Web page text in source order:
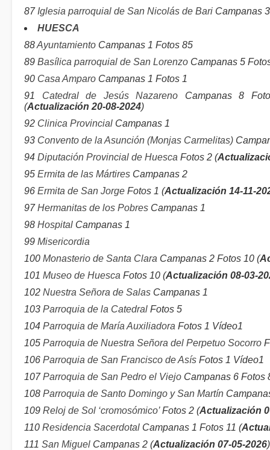
87 Iglesia parroquial de San Nicolás de Bari Campanas
HUESCA
88Ayuntamiento Campanas 1 Fotos 85
89 Basílica parroquial de San Lorenzo Campanas 5
90 Casa Amparo Campanas 1 Fotos 1
91 Catedral de Jesús Nazareno Campanas 8
(Actualización 20-08-2024)
92 Clinica Provincial Campanas 1
93 Convento de la Asunción (Monjas Carmelitas)
94 Diputación Provincial de Huesca Fotos 2 (
95 Ermita de las Mártires Campanas 2
96 Ermita de San Jorge Fotos 1 (Actualización 14-11-
97Hermanitas de los Pobres Campanas 1
98 Hospital Campanas 1
99 Misericordia
100 Monasterio de Santa Clara Campanas 2 Fotos 10 (
101 Museo de Huesca Fotos 10 (Actualización 08-03-
102 Nuestra Señora de Salas Campanas 1
103 Parroquia de la Catedral Fotos 5
104 Parroquia de María Auxiliadora Fotos 1 Vídeo1
105 Parroquia de Nuestra Señora del Perpetuo Socorro
106 Parroquia de San Francisco de Asís Fotos 1 Vídeo1
107Parroquia de San Pedro el Viejo Campanas 6 Fotos
108 Parroquia de Santo Domingo y San Martín
109 Reloj de Sol ‘cromosómico’Fotos 2 (Actualización
110 Residencia Sacerdotal Campanas 1 Fotos 11 (
111 San Miguel Campanas 2 (Actualización 07-05-2026)